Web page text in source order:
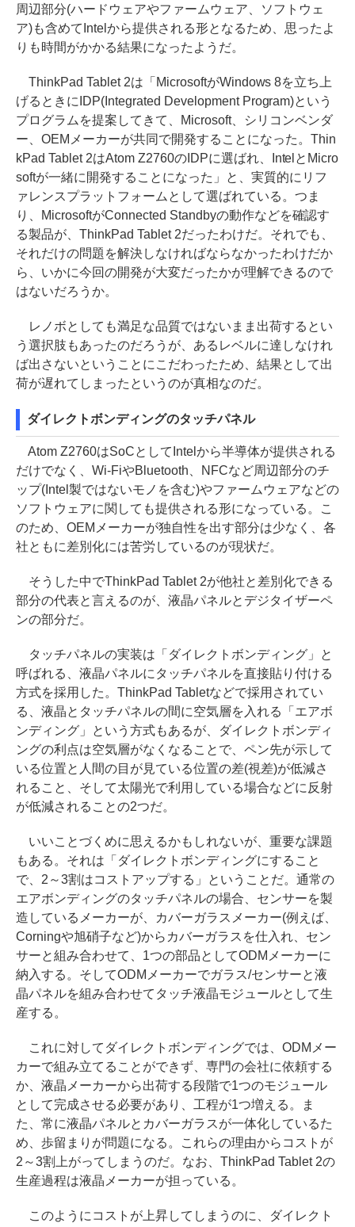
周辺部分(ハードウェアやファームウェア、ソフトウェ
ア)も含めてIntelから提供される形となるため、思ったよ
りも時間がかかる結果になったようだ。
ThinkPad Tablet 2は「MicrosoftがWindows 8を立ち上
げるときにIDP(Integrated Development Program)という
プログラムを提案してきて、Microsoft、シリコンベンダ
ー、OEMメーカーが共同で開発することになった。Thin
kPad Tablet 2はAtom Z2760のIDPに選ばれ、IntelとMicro
softが一緒に開発することになった」と、実質的にリフ
ァレンスプラットフォームとして選ばれている。つま
り、MicrosoftがConnected Standbyの動作などを確認す
る製品が、ThinkPad Tablet 2だったわけだ。それでも、
それだけの問題を解決しなければならなかったわけだか
ら、いかに今回の開発が大変だったかが理解できるので
はないだろうか。
レノボとしても満足な品質ではないまま出荷するとい
う選択肢もあったのだろうが、あるレベルに達しなけれ
ば出さないということにこだわったため、結果として出
荷が遅れてしまったというのが真相なのだ。
ダイレクトボンディングのタッチパネル
Atom Z2760はSoCとしてIntelから半導体が提供される
だけでなく、Wi-FiやBluetooth、NFCなど周辺部分のチ
ップ(Intel製ではないモノを含む)やファームウェアなどの
ソフトウェアに関しても提供される形になっている。こ
のため、OEMメーカーが独自性を出す部分は少なく、各
社ともに差別化には苦労しているのが現状だ。
そうした中でThinkPad Tablet 2が他社と差別化できる
部分の代表と言えるのが、液晶パネルとデジタイザーペ
ンの部分だ。
タッチパネルの実装は「ダイレクトボンディング」と
呼ばれる、液晶パネルにタッチパネルを直接貼り付ける
方式を採用した。ThinkPad Tabletなどで採用されてい
る、液晶とタッチパネルの間に空気層を入れる「エアボ
ンディング」という方式もあるが、ダイレクトボンディ
ングの利点は空気層がなくなることで、ペン先が示して
いる位置と人間の目が見ている位置の差(視差)が低減さ
れること、そして太陽光で利用している場合などに反射
が低減されることの2つだ。
いいことづくめに思えるかもしれないが、重要な課題
もある。それは「ダイレクトボンディングにすること
で、2～3割はコストアップする」ということだ。通常の
エアボンディングのタッチパネルの場合、センサーを製
造しているメーカーが、カバーガラスメーカー(例えば、
Corningや旭硝子など)からカバーガラスを仕入れ、セン
サーと組み合わせて、1つの部品としてODMメーカーに
納入する。そしてODMメーカーでガラス/センサーと液
晶パネルを組み合わせてタッチ液晶モジュールとして生
産する。
これに対してダイレクトボンディングでは、ODMメー
カーで組み立てることができず、専門の会社に依頼する
か、液晶メーカーから出荷する段階で1つのモジュール
として完成させる必要があり、工程が1つ増える。ま
た、常に液晶パネルとカバーガラスが一体化しているた
め、歩留まりが問題になる。これらの理由からコストが
2～3割上がってしまうのだ。なお、ThinkPad Tablet 2の
生産過程は液晶メーカーが担っている。
このようにコストが上昇してしまうのに、ダイレクト